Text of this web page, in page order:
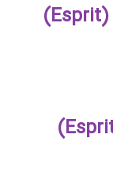
کدام سری عطر و ادکلن مردانه (Esprit)
کدام سری عطر و ادکلن زنانه (Esprit)